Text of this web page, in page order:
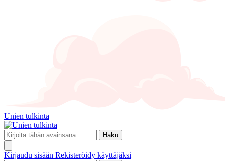
Unien tulkinta
Haku
Kirjaudu sisään Rekisteröidy käyttäjäksi